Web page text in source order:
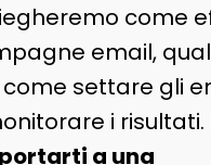
come
email,
settare gli
i risultati.
portarti a una